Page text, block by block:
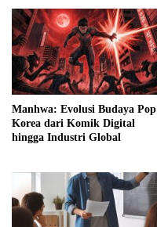
Manhwa: Evolusi Budaya Pop
Korea dari Komik Digital
hingga Industri Global